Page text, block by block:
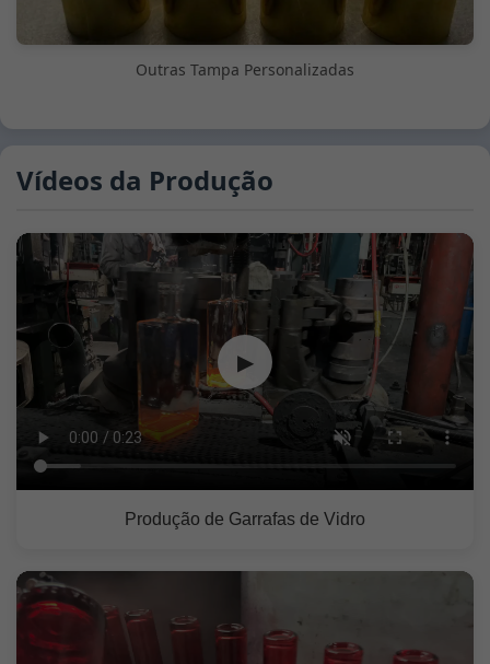
Outras Tampa Personalizadas
Vídeos da Produção
▶
Produção de Garrafas de Vidro